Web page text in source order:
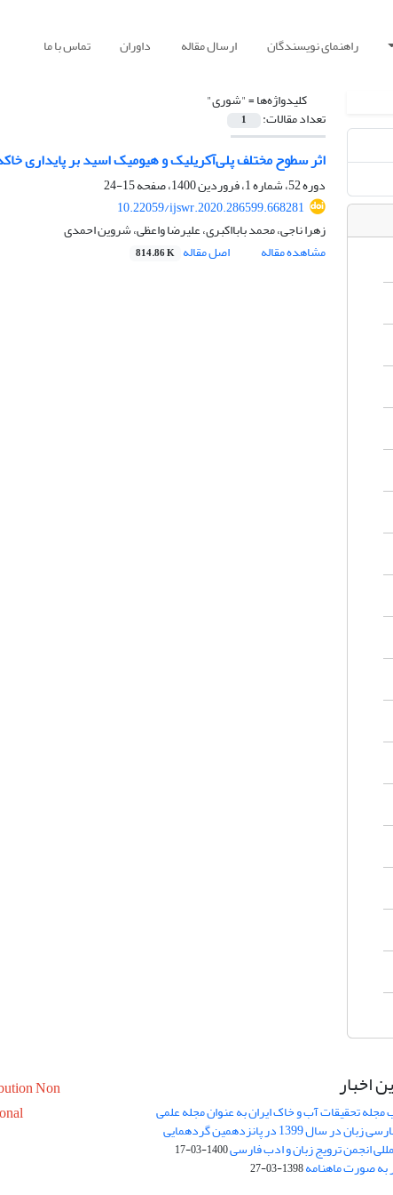
راهنمای نویسندگان ارسال مقاله داوران تماس با ما
کلیدواژه‌ها ="شوری"
تعداد مقالات: 1
اثر سطوح مختلف پلی‌آکریلیک و هیومیک اسید بر پایداری
دوره 52، شماره 1، فروردین 1400، صفحه
15-24
10.22059/ijswr.2020.286599.668281
زهرا ناجی، محمد بابااکبری، علیرضا واعظی، شروین احمدی
مشاهده مقاله
اصل مقاله 814.86 K
اخبار
مجله تحقیقات آب و خاک ایران به عنوان مجله علمی
برتر فارسی زبان در سال 1399 در پانزدهمین گردهمایی
انجمن ترویج زبان و ادب فارسی1400-03-17
به صورت ماهنامه1398-03-27
Non